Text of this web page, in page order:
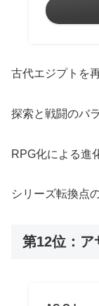
古代エジプトを
探索と戦闘のバ
RPG化による進
シリーズ転換点
第12位：ア